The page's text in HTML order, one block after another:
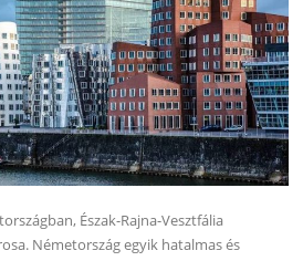
Észak-Rajna-Vesztfália
Németország egyik hatalmas és